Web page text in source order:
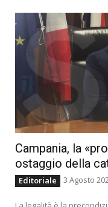
Campania, la
ostaggio della
Editoriale 3 Agosto